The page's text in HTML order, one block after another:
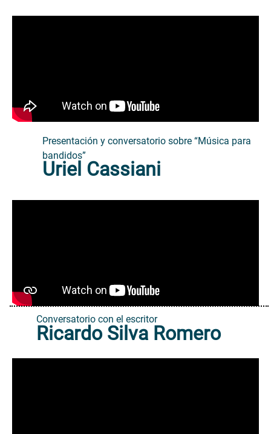
Presentación y conversatorio sobre “Música para
bandidos”
Uriel Cassiani
Conversatorio con el escritor
Ricardo Silva Romero